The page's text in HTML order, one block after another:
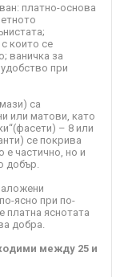
платно-основа
които се
ваничка за
при
са
или матови, като
– 8 или
се покрива
е частично, но и
добър.
ясно при по-
платна яснотата
добра.
между 25 и